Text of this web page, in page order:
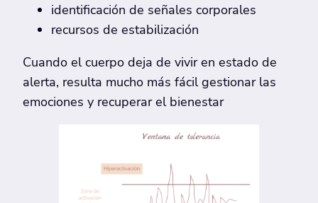
identificación de señales corporales
recursos de estabilización
Cuando el cuerpo deja de vivir en estado de
alerta, resulta mucho más fácil gestionar las
emociones y recuperar el bienestar